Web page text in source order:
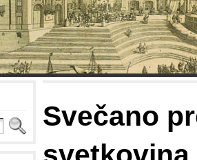
Svečano